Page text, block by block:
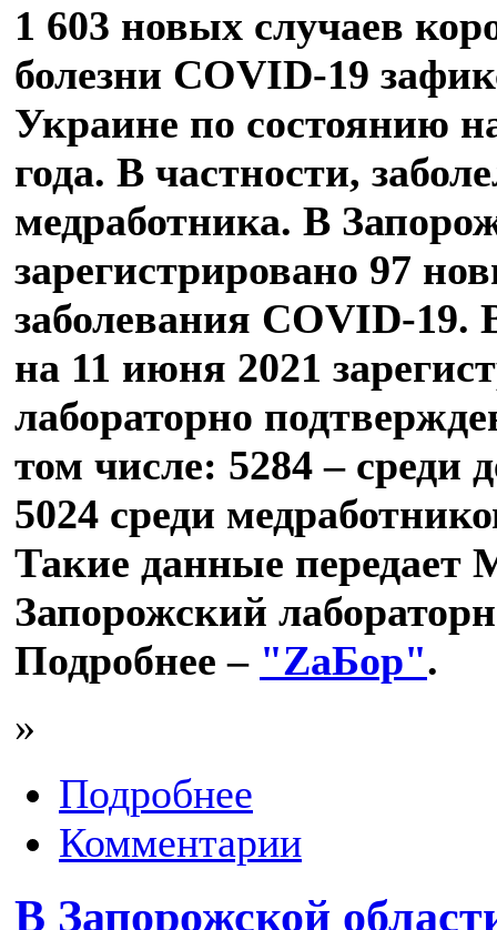
1 603 новых случаев
болезни COVID-19
Украине по состоянию
года. В частности,
медработника. В
зарегистрировано 97
заболевания COVID-19.
на 11 июня 2021
лабораторно
том числе: 5284 – среди
5024 среди
Такие данные передает
Запорожский
Подробнее – "ZаБор".
»
Подробнее
Комментарии
В Запорожской